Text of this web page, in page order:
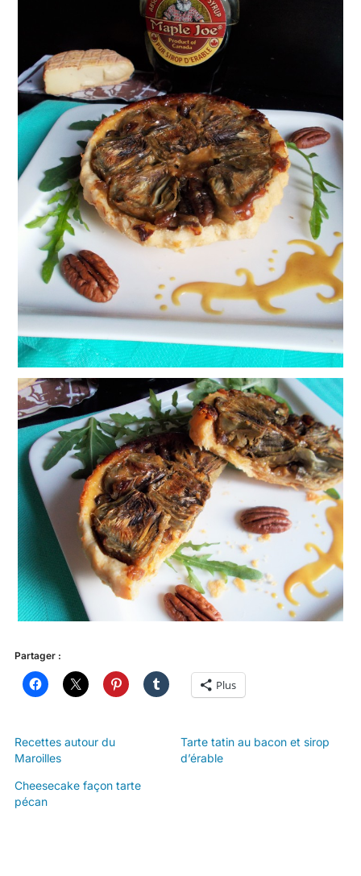
Partager :
Plus
Recettes autour du
Maroilles
Tarte tatin au bacon et sirop
d’érable
Cheesecake façon tarte
pécan